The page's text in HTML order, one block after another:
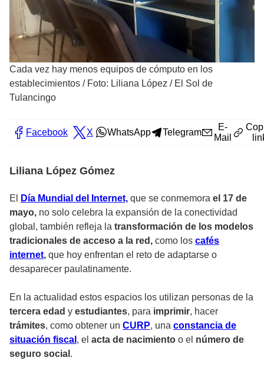
Cada vez hay menos equipos de cómputo en los
establecimientos / Foto: Liliana López / El Sol de
Tulancingo
Facebook X WhatsApp Telegram
E-
Mail
Liliana López Gómez
El Día Mundial del Internet, que se conmemora el 17 de
mayo, no solo celebra la expansión de la conectividad
global, también refleja la transformación de los modelos
tradicionales de acceso a la red, como los cafés
internet, que hoy enfrentan el reto de adaptarse o
desaparecer paulatinamente.
En la actualidad estos espacios los utilizan personas de la
tercera edad y estudiantes, para imprimir, hacer
trámites, como obtener un CURP, una constancia de
situación fiscal , el acta de nacimiento o el número de
seguro social .